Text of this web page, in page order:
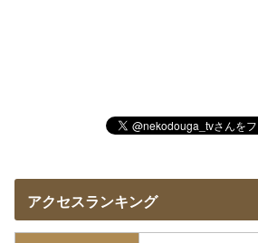
アクセスランキング